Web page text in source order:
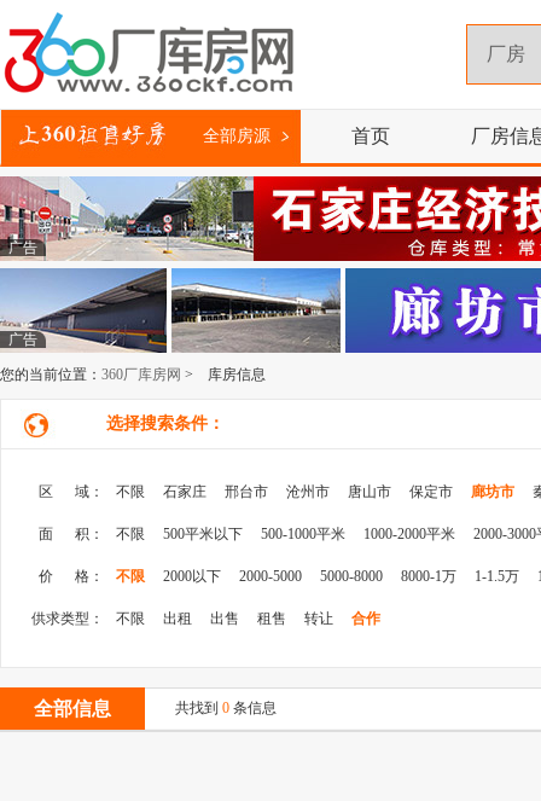
全部房源 首页 厂房信
广告
广告
您的当前位置： 360厂库房网 > 库房信息
选择搜索条件：
区 域： 不限 石家庄 邢台市 沧州市 唐山市 保定市 廊坊市
面 积： 不限 500平米以下 500-1000平米 1000-2000平米 2000-3000
价 格： 不限 2000以下 2000-5000 5000-8000 8000-1万 1-1.5万
供求类型： 不限 出租 出售 租售 转让 合作
全部信息 共找到 0 条信息